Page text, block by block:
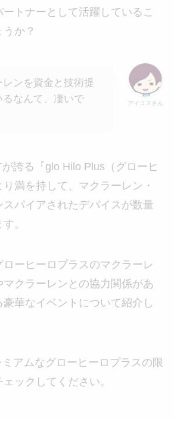
トナーとして活躍しているこ
か？
アイコスさん
ンを資金と技術提
なんて、凄いで
誇る『glo Hilo Plus（グローヒ
満を持して、マクラーレン・
スパイアされたデバイスが数量
。
ーヒーロプラスのマクラーレ
クラーレンとの協力関係があ
華なイベントについて紹介し
アムなグローヒーロプラスの限
ックしてください。